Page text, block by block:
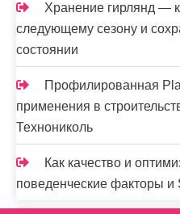
Хранение гирлянд —
следующему сезону и
состоянии
Профилированная
применения в
Технониколь
Как качество и
поведенческие факторы и